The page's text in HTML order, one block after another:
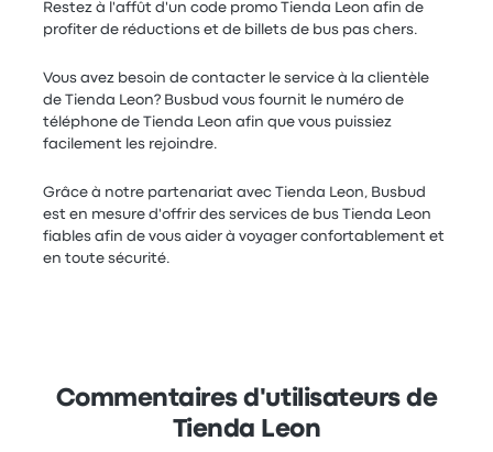
Restez à l'affût d'un code promo Tienda Leon afin de
profiter de réductions et de billets de bus pas chers.
Vous avez besoin de contacter le service à la clientèle
de Tienda Leon? Busbud vous fournit le numéro de
téléphone de Tienda Leon afin que vous puissiez
facilement les rejoindre.
Grâce à notre partenariat avec Tienda Leon, Busbud
est en mesure d'offrir des services de bus Tienda Leon
fiables afin de vous aider à voyager confortablement et
en toute sécurité.
Commentaires d'utilisateurs de
Tienda Leon